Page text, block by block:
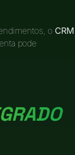
o CRM
pode